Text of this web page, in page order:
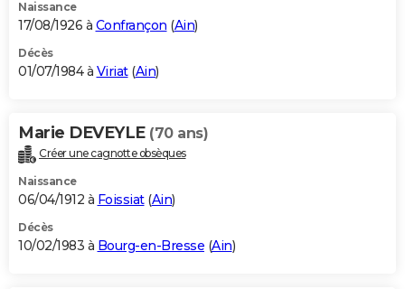
Naissance
17/08/1926 à Confrançon (Ain)
Décès
01/07/1984 à Viriat(Ain)
Marie DEVEYLE (70 ans)
Créer une cagnotte obsèques
Naissance
06/04/1912 à Foissiat(Ain)
Décès
10/02/1983 à Bourg-en-Bresse (Ain)